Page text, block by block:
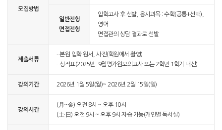
모집방법
일반전형
면접전형
입학고사 후 선발, 응시과목 : 수학(공통+선택),
영어
면접관의 상담 결과로 선발
제출서류
- 본원 입학 원서, 사진(학원에서 촬영)
- 성적표(2025년. 9월평가원모의고사 또는 2학년 1학기 내신)
강의기간 2026년 1월 5일(월)~ 2026년 2월 15일(일)
강의시간
(月~金) 오전 8시 ~ 오후 10시
(土·日) 오전 9시 ~ 오후 9시 자습 가능(개인별 독서실)